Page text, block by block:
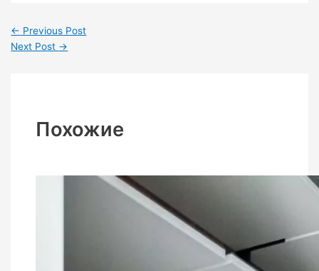
← Previous Post
Next Post →
Похожие